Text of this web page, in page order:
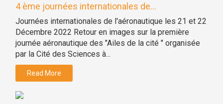
4 ème journées internationales de...
Journées internationales de l'aéronautique les 21 et 22
Décembre 2022 Retour en images sur la première
journée aéronautique des "Ailes de la cité " organisée
par la Cité des Sciences à...
Read More